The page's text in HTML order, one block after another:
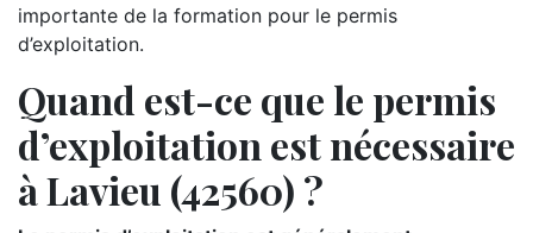
importante de la formation pour le permis
d’exploitation.
Quand est-ce que le permis
d’exploitation est nécessaire
à Lavieu (42560) ?